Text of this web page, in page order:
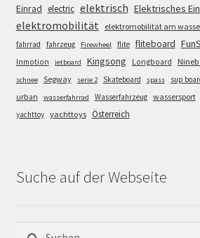
Einrad electric elektrisch Elektrisches
elektromobilität elektromobilität am
fahrrad
fahrzeug Firewheel flite fliteboard
Inmotion jetboard Kingsong Longboard
schnee Segway serie 2 Skateboard spass sup
urban wasserfahrrad Wasserfahrzeug wassersport
yachttoy yachttoys Österreich
Suche auf der Webseite
Suchen